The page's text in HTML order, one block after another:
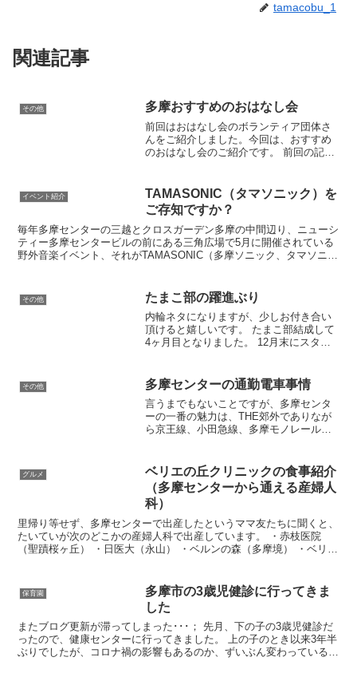
tamacobu_1
関連記事
その他 多摩おすすめのおはなし会
前回はおはなし会のボランティア団体さ
んをご紹介しました。今回は、おすすめ
のおはなし会のご紹介です。 前回の記事
おはなし会もさまざまで面白いですが、
個人的...
イベント紹介
TAMASONIC（タマソニック）を
ご存知ですか？
毎年多摩センターの三越とクロスガーデン多摩の中間辺り、ニューシ
ティー多摩センタービルの前にある三角広場で5月に開催されている
野外音楽イベント、それがTAMASONIC（多摩ソニック、タマソニッ
その他 たまこ部の躍進ぶり
内輪ネタになりますが、少しお付き合い
頂けると嬉しいです。 たまこ部結成して
4ヶ月目となりました。 12月末にスター
越しそうです！ 当初の目標は3ヶ月で
3000でした...
その他 多摩センターの通勤電車事情
言うまでもないことですが、多摩センタ
ーの一番の魅力は、THE郊外でありなが
ら京王線、小田急線、多摩モノレールの3
さらにさらに、モノレールは始発駅、小
田急線はお隣が始発...
グルメ
ベリエの丘クリニックの食事紹介
（多摩センターから通える産婦人
科）
里帰り等せず、多摩センターで出産したというママ友たちに聞くと、
たいていが次のどこかの産婦人科で出産しています。 ・赤枝医院
（聖蹟桜ヶ丘） ・日医大（永山） ・ベルンの森（多摩境） ・ベリエ
保育園
多摩市の3歳児健診に行ってきま
した
またブログ更新が滞ってしまった･･･； 先月、下の子の3歳児健診だ
ったので、健康センターに行ってきました。 上の子のとき以来3年半
ぶりでしたが、コロナ禍の影響もあるのか、ずいぶん変わっているん